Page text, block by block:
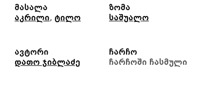
მასალა
აკრილი, ტილო
ზომა
საშუალო
ავტორი
დათო ჯიბლაძე
ჩარჩო
ჩარჩოში ჩასმული